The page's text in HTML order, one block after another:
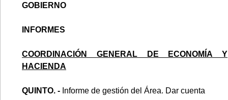
GOBIERNO
INFORMES
COORDINACIÓN GENERAL DE ECONOMÍA Y
HACIENDA
QUINTO. - Informe de gestión del Área. Dar cuenta